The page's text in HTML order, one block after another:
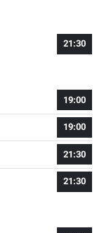
21:30
19:00
19:00
21:30
21:30